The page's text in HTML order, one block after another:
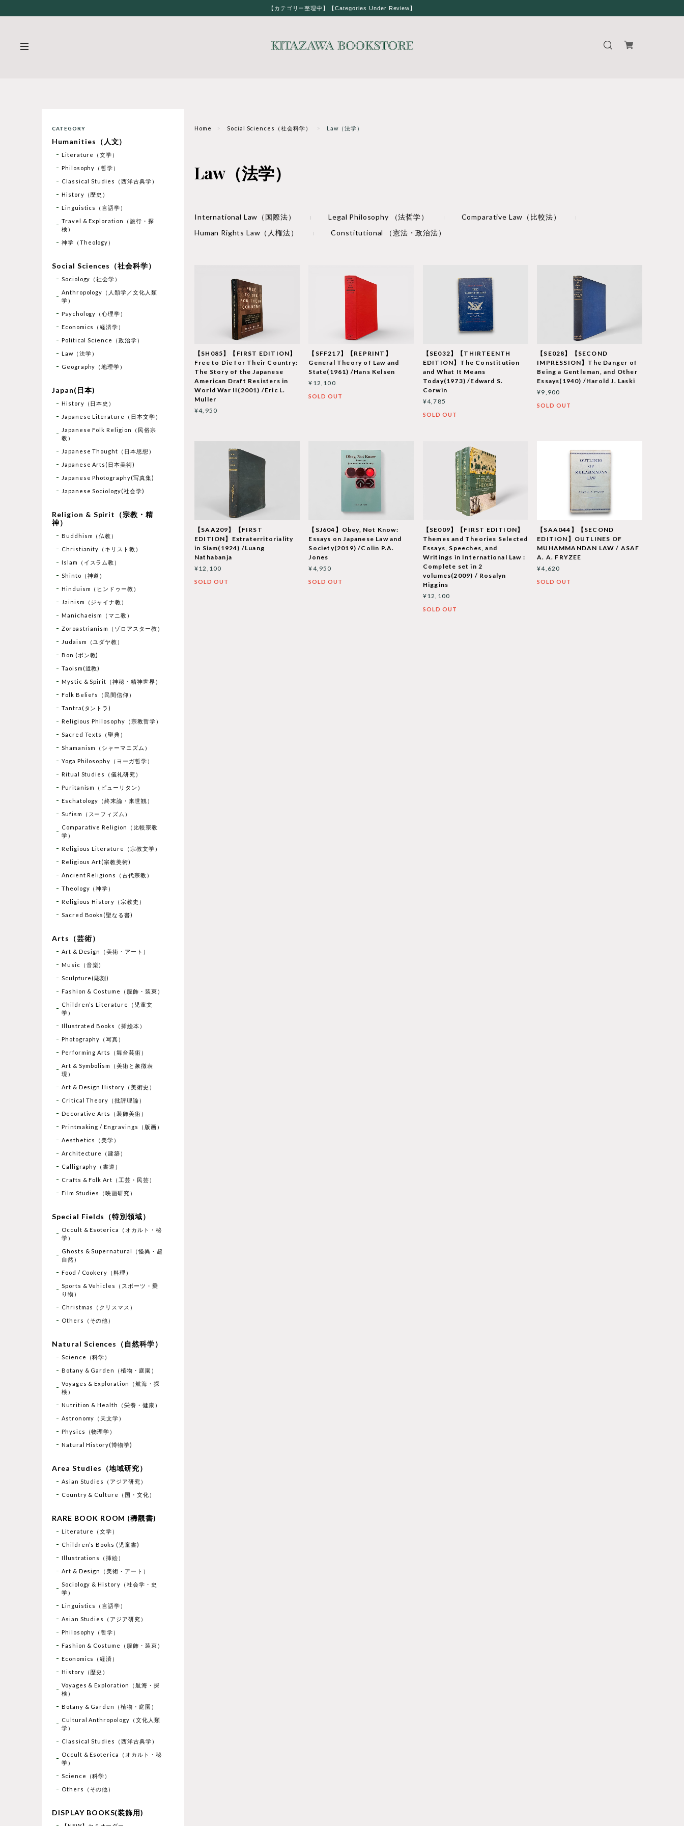
【カテゴリー整理中】【Categories Under Review】
Home Social Sciences（社会科学） Law（法学）
Law（法学）
International Law（国際法） Legal Philosophy （法哲学）
Comparative Law（比較法）
Human Rights Law（人権法）
Constitutional （憲法・政治法）
【SH085】【FIRST EDITION】
Free to Die for Their Country:
The Story of the Japanese
American Draft Resisters in
World War II(2001) /Eric L.
Muller
¥4,950
【SFF217】【REPRINT】
General Theory of Law and
State(1961) /Hans Kelsen
¥12,100
SOLD OUT
【SE032】【THIRTEENTH
EDITION】The Constitution
and What It Means
Today(1973) /Edward S.
Corwin
¥4,785
SOLD OUT
【SE028】【SECOND
IMPRESSION】The Danger of
Being a Gentleman, and Other
Essays(1940) /Harold J. Laski
¥9,900
SOLD OUT
【SAA209】【FIRST
EDITION】Extraterritoriality
in Siam(1924) /Luang
Nathabanja
¥12,100
SOLD OUT
【SJ604】Obey, Not Know:
Essays on Japanese Law and
Society(2019) /Colin P.A.
Jones
¥4,950
SOLD OUT
【SE009】【FIRST EDITION】
Themes and Theories Selected
Essays, Speeches, and
Writings in International Law :
Complete set in 2
volumes(2009) / Rosalyn
Higgins
¥12,100
SOLD OUT
【SAA044】【SECOND
EDITION】OUTLINES OF
MUHAMMANDAN LAW / ASAF
A. A. FRYZEE
¥4,620
SOLD OUT
CATEGORY
Humanities（人文）
Literature（文学）
Philosophy（哲学）
Classical Studies（西洋古典学）
History（歴史）
Linguistics（言語学）
Travel & Exploration（旅行・探
検）
神学（Theology）
Social Sciences（社会科学）
Sociology（社会学）
Anthropology（人類学／文化人類
学）
Psychology（心理学）
Economics（経済学）
Political Science（政治学）
Law（法学）
Geography（地理学）
Japan(日本)
History（日本史）
Japanese Literature（日本文学）
Japanese Folk Religion（民俗宗
教）
Japanese Thought（日本思想）
Japanese Arts(日本美術)
Japanese Photography(写真集)
Japanese Sociology(社会学)
Religion & Spirit（宗教・精
神）
Buddhism（仏教）
Christianity（キリスト教）
Islam（イスラム教）
Shinto（神道）
Hinduism（ヒンドゥー教）
Jainism（ジャイナ教）
Manichaeism（マニ教）
Zoroastrianism（ゾロアスター教）
Judaism（ユダヤ教）
Bon (ボン教)
Taoism(道教)
Mystic & Spirit（神秘・精神世界）
Folk Beliefs（民間信仰）
Tantra(タントラ)
Religious Philosophy（宗教哲学）
Sacred Texts（聖典）
Shamanism（シャーマニズム）
Yoga Philosophy（ヨーガ哲学）
Ritual Studies（儀礼研究）
Puritanism（ピューリタン）
Eschatology（終末論・来世観）
Sufism（スーフィズム）
Comparative Religion（比較宗教
学）
Religious Literature（宗教文学）
Religious Art(宗教美術)
Ancient Religions（古代宗教）
Theology（神学）
Religious History（宗教史）
Sacred Books(聖なる書)
Arts（芸術）
Art & Design（美術・アート）
Music（音楽）
Sculpture(彫刻)
Fashion & Costume（服飾・装束）
Children’s Literature（児童文
学）
Illustrated Books（挿絵本）
Photography（写真）
Performing Arts（舞台芸術）
Art & Symbolism（美術と象徴表
現）
Art & Design History（美術史）
Critical Theory（批評理論）
Decorative Arts（装飾美術）
Printmaking / Engravings（版画）
Aesthetics（美学）
Architecture（建築）
Calligraphy（書道）
Crafts & Folk Art（工芸・民芸）
Film Studies（映画研究）
Special Fields（特別領域）
Occult & Esoterica（オカルト・秘
学）
Ghosts & Supernatural（怪異・超
自然）
Food / Cookery（料理）
Sports & Vehicles（スポーツ・乗
り物）
Christmas（クリスマス）
Others（その他）
Natural Sciences（自然科学）
Science（科学）
Botany & Garden（植物・庭園）
Voyages & Exploration（航海・探
検）
Nutrition & Health（栄養・健康）
Astronomy（天文学）
Physics（物理学）
Natural History(博物学)
Area Studies（地域研究）
Asian Studies（アジア研究）
Country & Culture（国・文化）
RARE BOOK ROOM (稀覯書)
Literature（文学）
Children’s Books (児童書)
Illustrations（挿絵）
Art & Design（美術・アート）
Sociology & History（社会学・史
学）
Linguistics（言語学）
Asian Studies（アジア研究）
Philosophy（哲学）
Fashion & Costume（服飾・装束）
Economics（経済）
History（歴史）
Voyages & Exploration（航海・探
検）
Botany & Garden（植物・庭園）
Cultural Anthropology（文化人類
学）
Classical Studies（西洋古典学）
Occult & Esoterica（オカルト・秘
学）
Science（科学）
Others（その他）
DISPLAY BOOKS(装飾用)